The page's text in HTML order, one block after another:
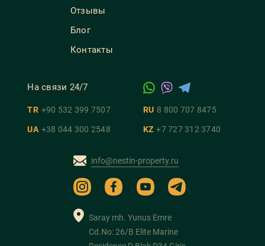
Отзывы
Блог
Контакты
На связи 24/7
TR +90 532 399 7507 RU 8 800 707 8475
UA +38 044 300 2548 KZ +7 727 312 3740
info@nestin-property.ru
Saray mh. Yunus Emre
Cd.No: 26/B Elite Marine